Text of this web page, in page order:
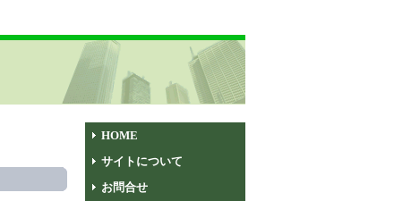
HOME
サイトについて
お問合せ